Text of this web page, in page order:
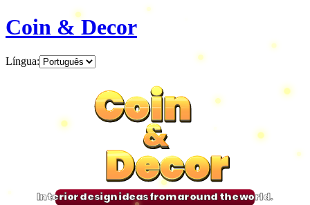
Coin & Decor
Língua:
Coin
&
Decor
Coin
&
Decor
Coin
&
Decor
Coin
&
Decor
Interior design ideas from around the world.